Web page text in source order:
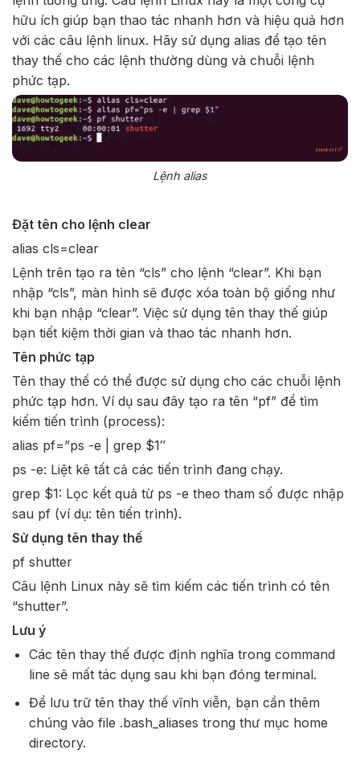
hữu ích giúp bạn thao tác nhanh hơn và hiệu quả hơn
với các câu lệnh linux. Hãy sử dụng alias để tạo tên
thay thế cho các lệnh thường dùng và chuỗi lệnh
phức tạp.
Lệnh alias
Đặt tên cho lệnh clear
alias cls=clear
Lệnh trên tạo ra tên “cls” cho lệnh “clear”. Khi bạn
nhập “cls”, màn hình sẽ được xóa toàn bộ giống như
khi bạn nhập “clear”. Việc sử dụng tên thay thế giúp
bạn tiết kiệm thời gian và thao tác nhanh hơn.
Tên phức tạp
Tên thay thế có thể được sử dụng cho các chuỗi lệnh
phức tạp hơn. Ví dụ sau đây tạo ra tên “pf” để tìm
kiếm tiến trình (process):
alias pf=”ps -e | grep $1″
ps -e: Liệt kê tất cả các tiến trình đang chạy.
grep $1: Lọc kết quả từ ps -e theo tham số được nhập
sau pf (ví dụ: tên tiến trình).
Sử dụng tên thay thế
pf shutter
Câu lệnh Linux này sẽ tìm kiếm các tiến trình có tên
“shutter”.
Lưu ý
Các tên thay thế được định nghĩa trong command
line sẽ mất tác dụng sau khi bạn đóng terminal.
Để lưu trữ tên thay thế vĩnh viễn, bạn cần thêm
chúng vào file .bash_aliases trong thư mục home
directory.